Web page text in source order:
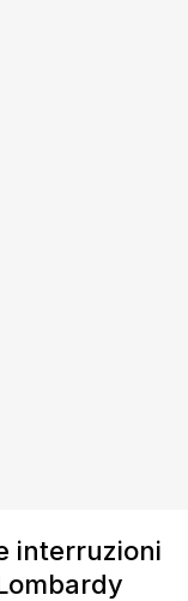
interruzioni